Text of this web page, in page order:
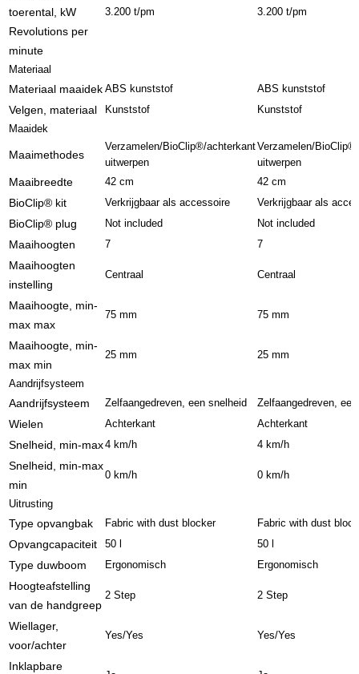
toerental, kW
Revolutions per
minute
3.200 t/pm 3.200 t/pm
Materiaal
Materiaal maaidek ABS kunststof ABS kunststof
Velgen, materiaal Kunststof
Kunststof
Maaidek
Maaimethodes
Verzamelen/BioClip®/achterkant
uitwerpen
Verzamelen/
uitwerpen
Maaibreedte 42 cm 42 cm
BioClip® kit Verkrijgbaar als accessoire Verkrijgbaar als
BioClip® plug Not included Not included
Maaihoogten 7 7
Maaihoogten
instelling
Centraal Centraal
Maaihoogte, min-
max max
75 mm 75 mm
Maaihoogte, min-
max min
25 mm 25 mm
Aandrijfsysteem
Aandrijfsysteem Zelfaangedreven, een snelheid Zelfaangedreven,
Wielen Achterkant Achterkant
Snelheid, min-max4 km/h 4 km/h
Snelheid, min-max
min
0 km/h 0 km/h
Uitrusting
Type opvangbak Fabric with dust blocker Fabric with dust
Opvangcapaciteit 50 l 50 l
Type duwboom Ergonomisch Ergonomisch
Hoogteafstelling
van de handgreep
2 Step 2 Step
Wiellager,
voor/achter
Yes/Yes Yes/Yes
Inklapbare